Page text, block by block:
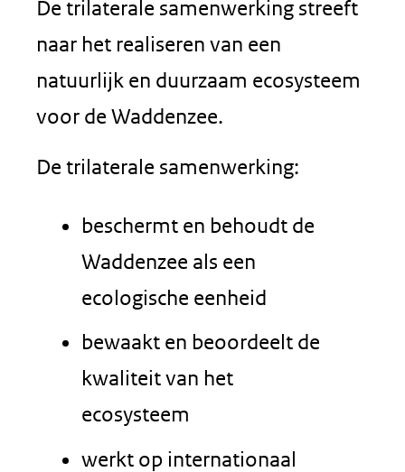
De trilaterale samenwerking streeft
naar het realiseren van een
natuurlijk en duurzaam ecosysteem
voor de Waddenzee.
De trilaterale samenwerking:
beschermt en behoudt de
Waddenzee als een
ecologische eenheid
bewaakt en beoordeelt de
kwaliteit van het
ecosysteem
werkt op internationaal